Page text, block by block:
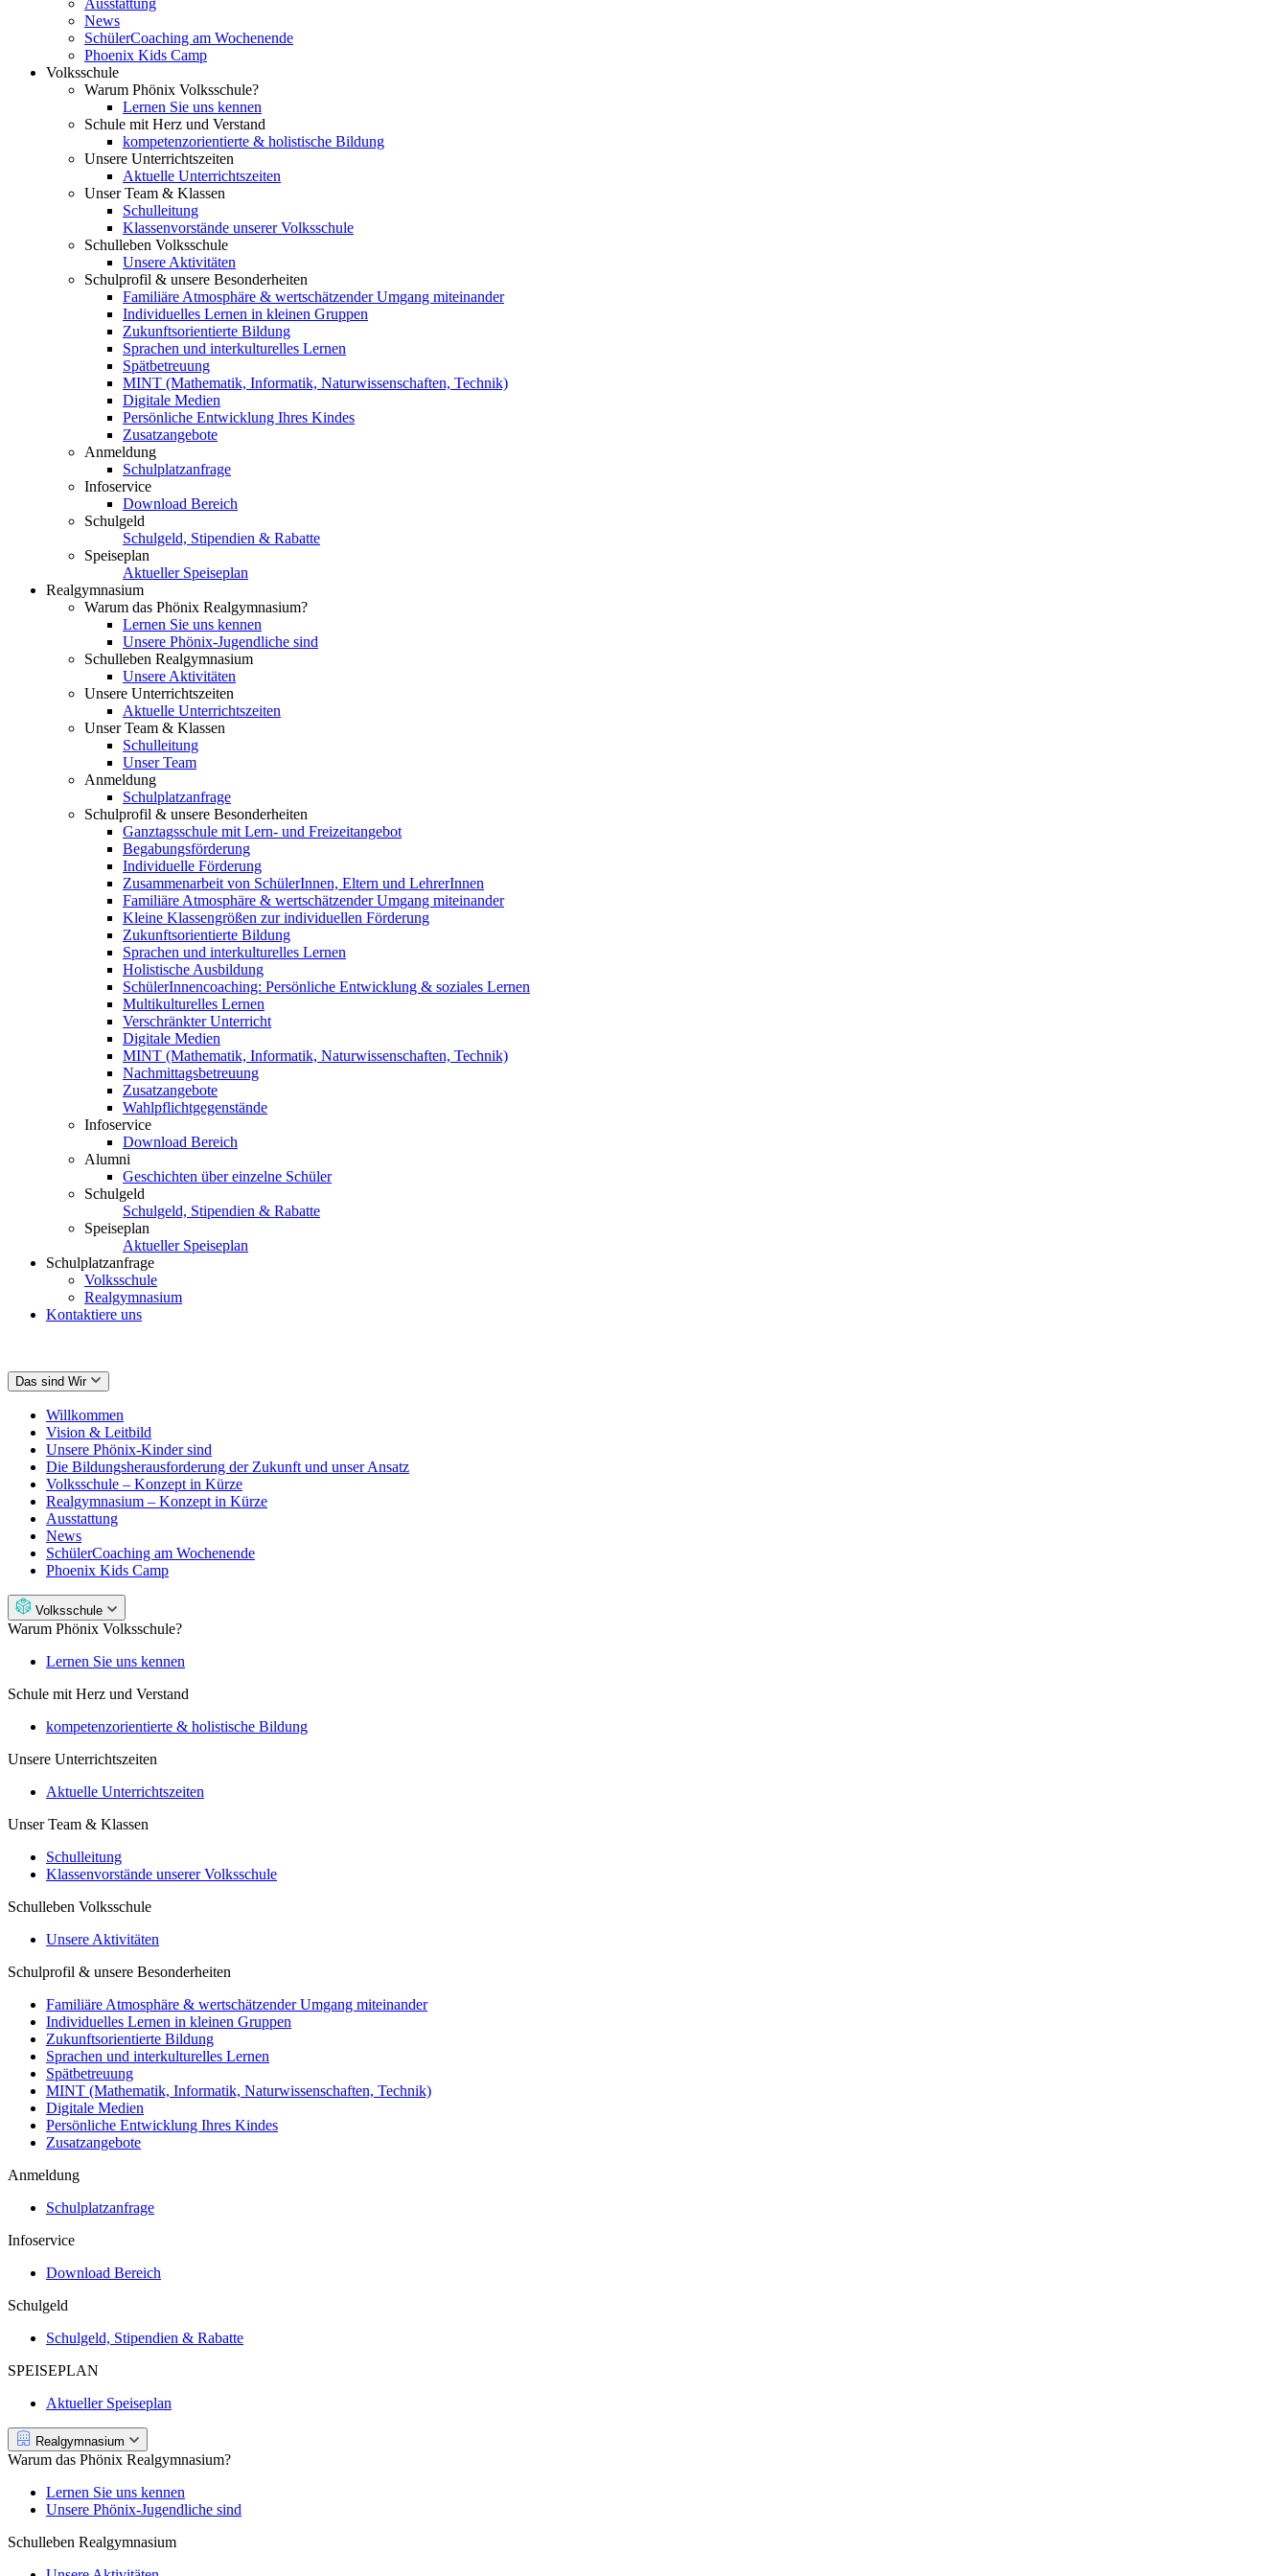
Ausstattung
News
SchülerCoaching am Wochenende
Phoenix Kids Camp
Volksschule
Warum Phönix Volksschule?
Lernen Sie uns kennen
Schule mit Herz und Verstand
kompetenzorientierte & holistische Bildung
Unsere Unterrichtszeiten
Aktuelle Unterrichtszeiten
Unser Team & Klassen
Schulleitung
Klassenvorstände unserer Volksschule
Schulleben Volksschule
Unsere Aktivitäten
Schulprofil & unsere Besonderheiten
Familiäre Atmosphäre & wertschätzender Umgang miteinander
Individuelles Lernen in kleinen Gruppen
Zukunftsorientierte Bildung
Sprachen und interkulturelles Lernen
Spätbetreuung
MINT (Mathematik, Informatik, Naturwissenschaften, Technik)
Digitale Medien
Persönliche Entwicklung Ihres Kindes
Zusatzangebote
Anmeldung
Schulplatzanfrage
Infoservice
Download Bereich
Schulgeld
Schulgeld, Stipendien & Rabatte
Speiseplan
Aktueller Speiseplan
Realgymnasium
Warum das Phönix Realgymnasium?
Lernen Sie uns kennen
Unsere Phönix-Jugendliche sind
Schulleben Realgymnasium
Unsere Aktivitäten
Unsere Unterrichtszeiten
Aktuelle Unterrichtszeiten
Unser Team & Klassen
Schulleitung
Unser Team
Anmeldung
Schulplatzanfrage
Schulprofil & unsere Besonderheiten
Ganztagsschule mit Lern- und Freizeitangebot
Begabungsförderung
Individuelle Förderung
Zusammenarbeit von SchülerInnen, Eltern und LehrerInnen
Familiäre Atmosphäre & wertschätzender Umgang miteinander
Kleine Klassengrößen zur individuellen Förderung
Zukunftsorientierte Bildung
Sprachen und interkulturelles Lernen
Holistische Ausbildung
SchülerInnencoaching: Persönliche Entwicklung & soziales Lernen
Multikulturelles Lernen
Verschränkter Unterricht
Digitale Medien
MINT (Mathematik, Informatik, Naturwissenschaften, Technik)
Nachmittagsbetreuung
Zusatzangebote
Wahlpflichtgegenstände
Infoservice
Download Bereich
Alumni
Geschichten über einzelne Schüler
Schulgeld
Schulgeld, Stipendien & Rabatte
Speiseplan
Aktueller Speiseplan
Schulplatzanfrage
Volksschule
Realgymnasium
Kontaktiere uns
Das sind Wir
Willkommen
Vision & Leitbild
Unsere Phönix-Kinder sind
Die Bildungsherausforderung der Zukunft und unser Ansatz
Volksschule – Konzept in Kürze
Realgymnasium – Konzept in Kürze
Ausstattung
News
SchülerCoaching am Wochenende
Phoenix Kids Camp
Volksschule
Warum Phönix Volksschule?
Lernen Sie uns kennen
Schule mit Herz und Verstand
kompetenzorientierte & holistische Bildung
Unsere Unterrichtszeiten
Aktuelle Unterrichtszeiten
Unser Team & Klassen
Schulleitung
Klassenvorstände unserer Volksschule
Schulleben Volksschule
Unsere Aktivitäten
Schulprofil & unsere Besonderheiten
Familiäre Atmosphäre & wertschätzender Umgang miteinander
Individuelles Lernen in kleinen Gruppen
Zukunftsorientierte Bildung
Sprachen und interkulturelles Lernen
Spätbetreuung
MINT (Mathematik, Informatik, Naturwissenschaften, Technik)
Digitale Medien
Persönliche Entwicklung Ihres Kindes
Zusatzangebote
Anmeldung
Schulplatzanfrage
Infoservice
Download Bereich
Schulgeld
Schulgeld, Stipendien & Rabatte
SPEISEPLAN
Aktueller Speiseplan
Realgymnasium
Warum das Phönix Realgymnasium?
Lernen Sie uns kennen
Unsere Phönix-Jugendliche sind
Schulleben Realgymnasium